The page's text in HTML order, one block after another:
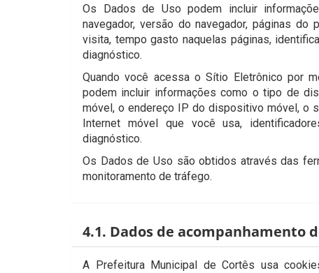
Os Dados de Uso podem incluir
navegador, versão do navegador, páginas
visita, tempo gasto naquelas páginas,
diagnóstico.
Quando você acessa o Sítio Eletrônico por
podem incluir informações como o tipo de
móvel, o endereço IP do dispositivo móvel, o
Internet móvel que você usa,
diagnóstico.
Os Dados de Uso são obtidos através das
monitoramento de tráfego.
4.1. Dados de acompanhamento
A Prefeitura Municipal de Cortês usa